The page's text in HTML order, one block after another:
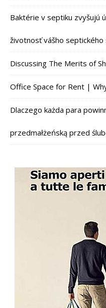
Baktérie v septiku zvyšujú
životnosť vášho septického
Discussing The Merits of
Office Space for Rent |
Dlaczego każda para
przedmałżeńską przed